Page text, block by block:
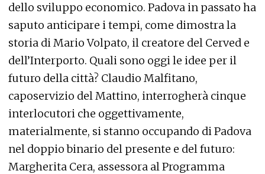
dello sviluppo economico. Padova in passato ha
saputo anticipare i tempi, come dimostra la
storia di Mario Volpato, il creatore del Cerved e
dell’Interporto. Quali sono oggi le idee per il
futuro della città? Claudio Malfitano,
caposervizio del Mattino, interrogherà cinque
interlocutori che oggettivamente,
materialmente, si stanno occupando di Padova
nel doppio binario del presente e del futuro:
Margherita Cera, assessora al Programma